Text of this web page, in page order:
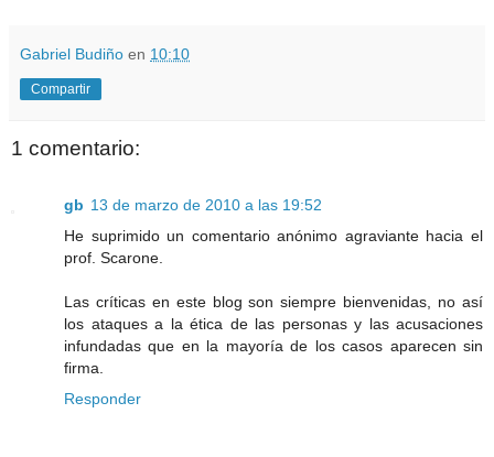
Gabriel Budiño en 10:10
Compartir
1 comentario:
gb 13 de marzo de 2010 a las 19:52
He suprimido un comentario anónimo agraviante hacia el
prof. Scarone.
Las críticas en este blog son siempre bienvenidas, no así
los ataques a la ética de las personas y las acusaciones
infundadas que en la mayoría de los casos aparecen sin
firma.
Responder